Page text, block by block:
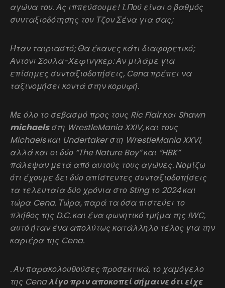
αγώνα του. Ας ιππεύσουμε! 1. Πού είναι ο βαθμός
συνταξιοδότησης του Τζον Σένα για σας;
Ήταν ταιριαστό; Θα έκανες κάτι διαφορετικό;
Αντονι Σουλα-Χεφινγκερ: Αν μιλάμε για
επίσημες συνταξιοδοτήσεις, Cena πρέπει να
ταξινομήσει κοντά στην κορυφή.
Με όλο το σεβασμό προς τους Ric Flair και Shawn
michaelsστη WrestleMania XXIV, και τους
Michaels και Undertaker στη WrestleMania XXVI,
αλλά και οι δύο “The Nature Boy” και “HBK”
πάλεψαν μετά από αυτούς τους αγώνες. Νομίζω
ότι έχουμε δει δύο απίστευτες συνταξιοδοτήσεις
τα τελευταία δύο χρόνια στο Sting το 2024 και
τώρα Cena. Τώρα, παρά τα όσα πιστεύει το
πλήθος της D.C. και ένα φωνητικό τμήμα της IWC,
αυτό ήταν ένα απολύτως κατάλληλο τέλος για την
καριέρα της Cena.
. Αν παρακολουθούσες προσεκτικά, το χαμόγελο
της Cenaλίγο πριν αποκοπεί σήμαινε ότι είχε